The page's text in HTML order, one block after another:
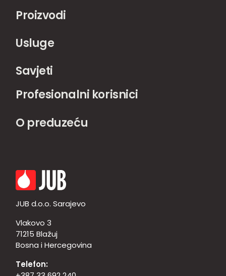
Proizvodi
Usluge
Savjeti
Profesionalni korisnici
O preduzeću
JUB d.o.o. Sarajevo
Vlakovo 3
71215 Blažuj
Bosna i Hercegovina
Telefon: